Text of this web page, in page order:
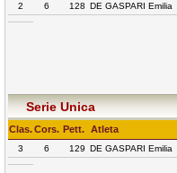
2 6 128 DE GASPARI Emilia
Serie Unica
Clas.Cors. Pett. Atleta
3 6 129 DE GASPARI Emilia